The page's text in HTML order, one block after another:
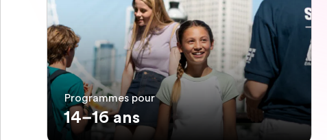
Programmes pour
14–16 ans